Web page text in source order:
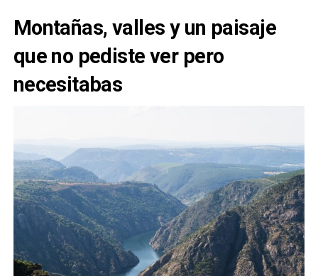
Montañas, valles y un paisaje
que no pediste ver pero
necesitabas